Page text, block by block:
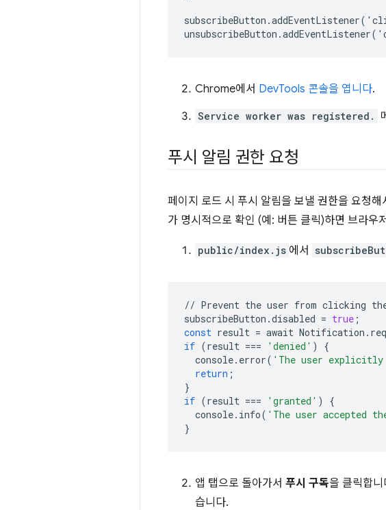
subscribeButton .addEventListener('
unsubscribeButton .addEventListener('
Chrome에서 DevTools 콘솔을 엽니다.
Service worker was registered.
푸시 알림 권한 요청
페이지 로드 시 푸시 알림을 보낼 권한을 요청
가 명시적으로 확인 (예: 버튼 클릭)하면 브라우
public/index.js 에서
// Prevent the user from clicking
subscribeButton .disabled = true ;
const result = await Notification .
if (result === 'denied' )
{
console. error( 'The user explicitly
return ;
}
if (result === 'granted' )
{
console. info( 'The user accepted
}
앱 탭으로 돌아가서 푸시 구독을 클릭합
습니다.